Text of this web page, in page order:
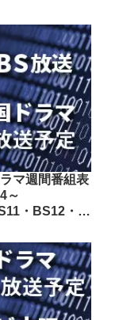
マ週間番組表
～
・BS12・